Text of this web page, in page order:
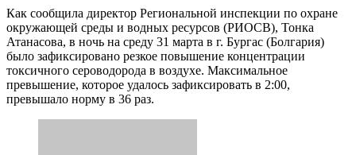
Как сообщила директор Региональной инспекции по охране
окружающей среды и водных ресурсов (РИОСВ), Тонка
Атанасова, в ночь на среду 31 марта в г. Бургас (Болгария)
было зафиксировано резкое повышение концентрации
токсичного сероводорода в воздухе. Максимальное
превышение, которое удалось зафиксировать в 2:00,
превышало норму в 36 раз.